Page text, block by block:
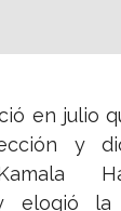
en julio
y
elogió